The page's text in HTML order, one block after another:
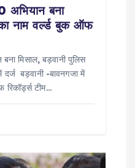
अभियान बना
नाम वर्ल्ड बुक ऑफ
मिसाल, बड़वानी पुलिस
दर्ज बड़वानी -बावनगजा में
टीम…